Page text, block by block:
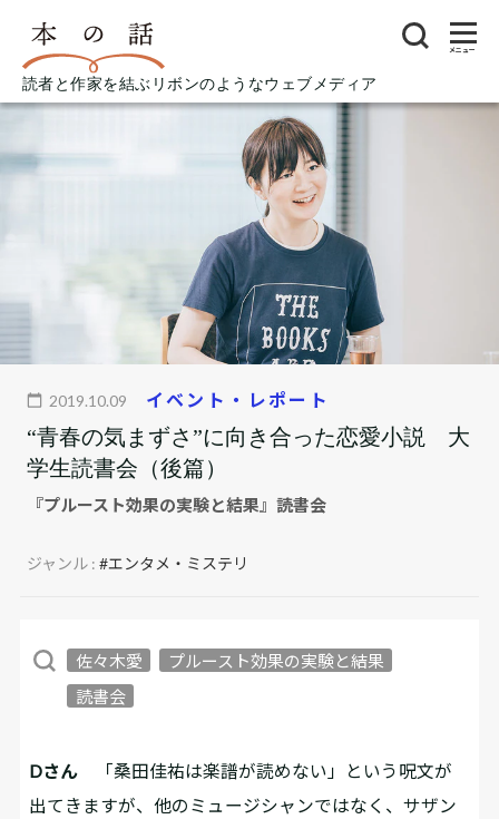
読者と作家を結ぶリボンのようなウェブメディア
メニュー
2019.10.09 イベント・レポート
“青春の気まずさ”に向き合った恋愛小説 大
学生読書会（後篇）
『プルースト効果の実験と結果』読書会
ジャンル :#エンタメ・ミステリ
佐々木愛
プルースト効果の実験と結果
読書会
Dさん 「桑田佳祐は楽譜が読めない」という呪文が
出てきますが、他のミュージシャンではなく、サザン